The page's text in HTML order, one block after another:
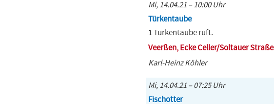
Mi, 14.04.21 – 10:00 Uhr
Türkentaube
1 Türkentaube ruft.
Veerßen, Ecke Celler/Soltauer Straße
Karl-Heinz Köhler
Mi, 14.04.21 – 07:25 Uhr
Fischotter